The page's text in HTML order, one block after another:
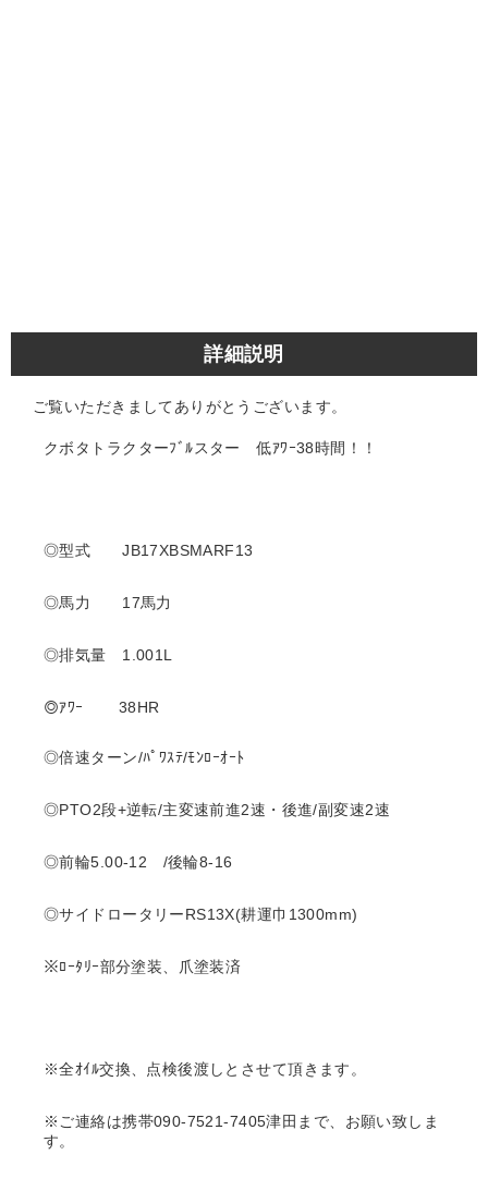
詳細説明
ご覧いただきましてありがとうございます。
クボタトラクターﾌﾞﾙスター 低ｱﾜｰ38時間！！
◎型式 JB17XBSMARF13
◎馬力 17馬力
◎排気量 1.001L
◎ｱﾜｰ 38HR
◎倍速ターン/ﾊﾟﾜｽﾃ/ﾓﾝﾛｰｵｰﾄ
◎PTO2段+逆転/主変速前進2速・後進/副変速2速
◎前輪5.00-12 /後輪8-16
◎サイドロータリーRS13X(耕運巾1300mm)
※ﾛｰﾀﾘｰ部分塗装、爪塗装済
※全ｵｲﾙ交換、点検後渡しとさせて頂きます。
※ご連絡は携帯090-7521-7405津田まで、お願い致しま
す。